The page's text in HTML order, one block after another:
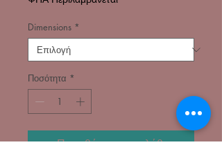
Dimensions *
Ποσότητα *
Προσθήκη στο καλάθι